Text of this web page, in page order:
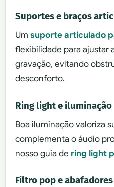
Suportes e braços
Umsuporte articulado
flexibilidade para ajustar
gravação, evitando
desconforto.
Ring light e iluminação
Boa iluminação valoriza
complementa o áudio
nosso guia de ring light
Filtro pop e